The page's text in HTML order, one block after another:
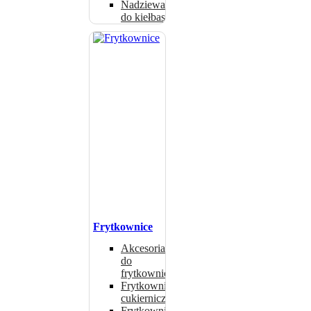
Nadziewarki
do kiełbas
Frytkownice
Akcesoria
do
frytkownic
Frytkownice
cukiernicze